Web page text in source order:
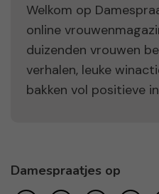
Welkom op
online
duizenden vrouwen
verhalen, leuke
bakken vol positieve
Damespraatjes op